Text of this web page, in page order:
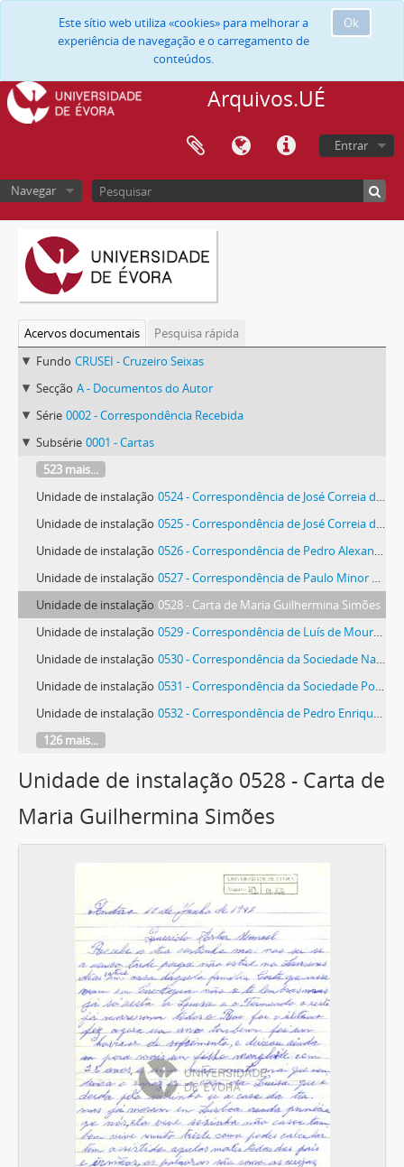
Ok
Este sítio web utiliza «cookies» para melhorar a
experiência de navegação e o carregamento de
conteúdos.
Arquivos.UÉ
Entrar
Navegar
Acervos documentais
Pesquisa rápida
Fundo CRUSEI - Cruzeiro Seixas
Secção A - Documentos do Autor
Série 0002 - Correspondência Recebida
Subsérie 0001 - Cartas
523 mais...
Unidade de instalação 0524 - Correspondência de José Correia da Silva
Unidade de instalação 0525 - Correspondência de José Correia da Silva
Unidade de instalação 0526 - Correspondência de Pedro Alexandre Mendes da Silva
Unidade de instalação 0527 - Correspondência de Paulo Minor Roque da Silveira
Unidade de instalação 0528 - Carta de Maria Guilhermina Simões
Unidade de instalação 0529 - Correspondência de Luís de Moura Sobral
Unidade de instalação 0530 - Correspondência da Sociedade Nacional de Belas Artes
Unidade de instalação 0531 - Correspondência da Sociedade Portuguesa de Autores
Unidade de instalação 0532 - Correspondência de Pedro Enrique Polo Soltero
126 mais...
Unidade de instalação 0528 - Carta de
Maria Guilhermina Simões